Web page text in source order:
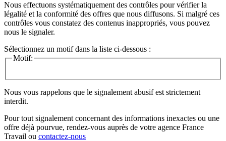
Nous effectuons systématiquement des contrôles pour vérifier la
légalité et la conformité des offres que nous diffusons. Si malgré ces
contrôles vous constatez des contenus inappropriés, vous pouvez
nous le signaler.
Sélectionnez un motif dans la liste ci-dessous :
Motif:
Nous vous rappelons que le signalement abusif est strictement
interdit.
Pour tout signalement concernant des informations inexactes ou une
offre déjà pourvue, rendez-vous auprès de votre agence France
Travail ou contactez-nous